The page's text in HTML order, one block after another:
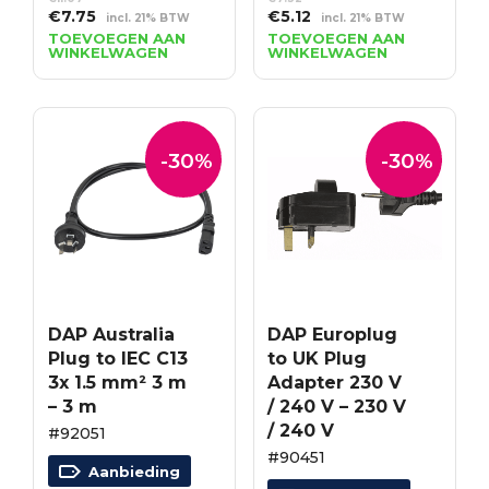
Oorspronkelijke
prijs
was:
€11.07.
€7.75Huidige
prijs
is:
€7.75.
incl. 21% BTW
TOEVOEGEN AAN
WINKELWAGEN
Oorspronkelijke
prijs
was:
€7.32.
€5.12 Huidige
prijs
is:
€5.12.
incl. 21% BTW
TOEVOEGEN AAN
WINKELWAGEN
-30%
DAP Australia
Plug to IEC C13
3x 1.5 mm² 3 m
– 3 m
#92051
Aanbieding
-30%
DAP Europlug
to UK Plug
Adapter 230 V
/ 240 V – 230 V
/ 240 V
#90451